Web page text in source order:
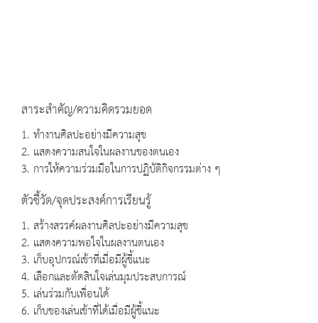
สาระสำคัญ/ความคิดรวมยอด
1. ทำงานศิลปะอย่างมีความสุข
2. แสดงความสนใจในผลงานของตนเอง
3. การให้ความร่วมมือในการปฏิบัติกิจกรรมต่าง ๆ
ตัวชี้วัด/จุดประสงค์การเรียนรู้
1. สร้างสรรค์ผลงานศิลปะอย่างมีความสุข
2. แสดงความพอใจในผลงานตนเอง
3. เก็บอุปกรณ์เข้าที่เมื่อมีผู้ชี้แนะ
4. เลือกและตัดสินใจเล่นมุมประสบการณ์
5. เล่นร่วมกับเพื่อนได้
6. เก็บของเล่นเข้าที่ได้เมื่อมีผู้ชี้แนะ